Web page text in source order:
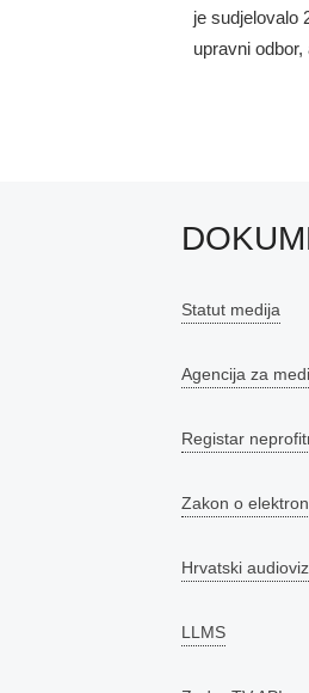
je sudjelovalo
upravni
Statut medija
Agencija za
Registar
Zakon o
Hrvatski
LLMS